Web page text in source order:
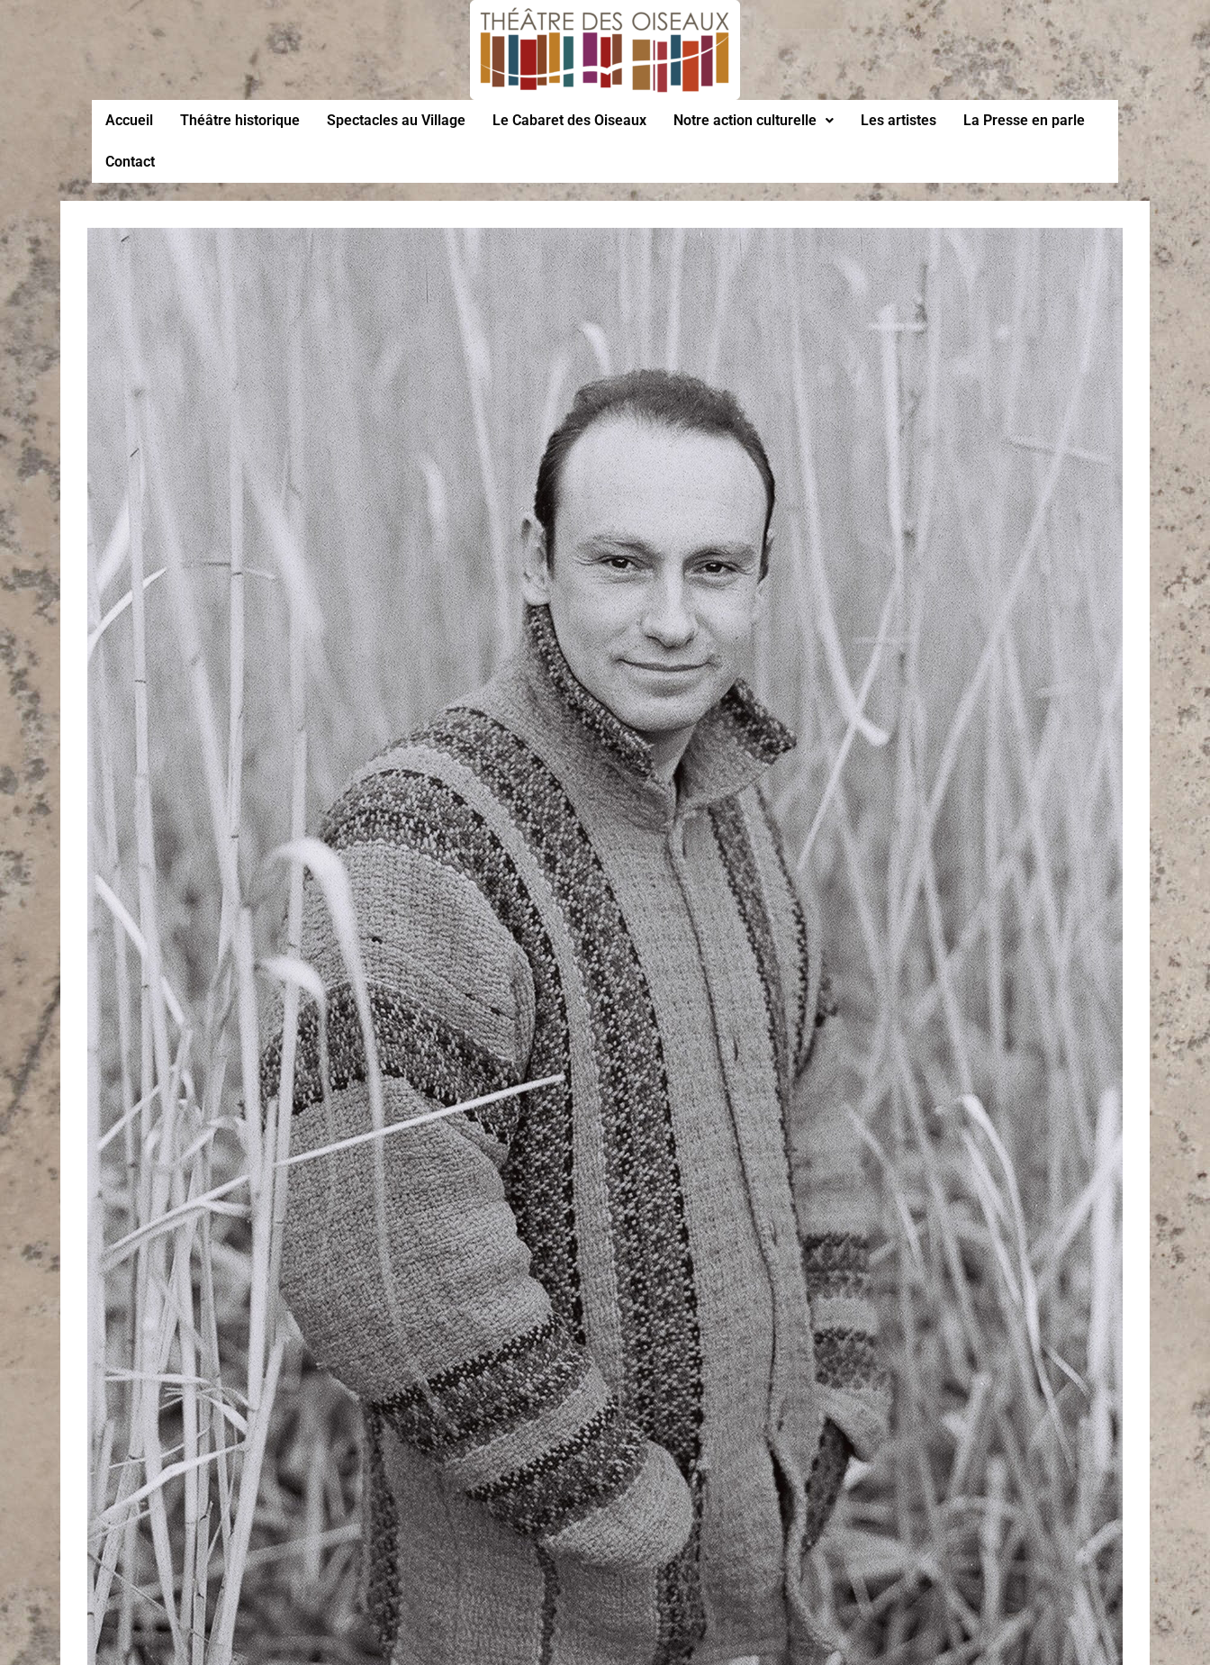
Accueil Théâtre historique Spectacles au Village Le Cabaret des Oiseaux Notre action culturelle Les artistes La Presse en parle
Contact